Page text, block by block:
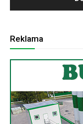
Reklama